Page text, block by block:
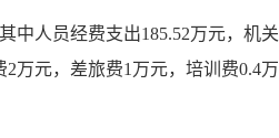
其中人员经费支出185.52万元，机
2万元，差旅费1万元，培训费0.4